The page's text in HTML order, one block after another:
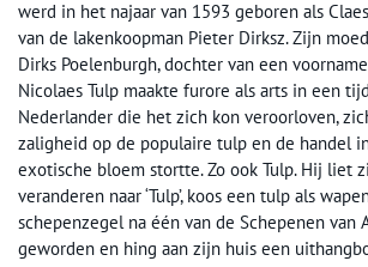
werd in het najaar van 1593 geboren als
van de lakenkoopman Pieter Dirksz. Zijn
Dirks Poelenburgh, dochter van een
Nicolaes Tulp maakte furore als arts in een
Nederlander die het zich kon veroorloven,
zaligheid op de populaire tulp en de handel
exotische bloem stortte. Zo ook Tulp. Hij liet
veranderen naar ‘Tulp’, koos een tulp als
schepenzegel na één van de Schepenen van
geworden en hing aan zijn huis een